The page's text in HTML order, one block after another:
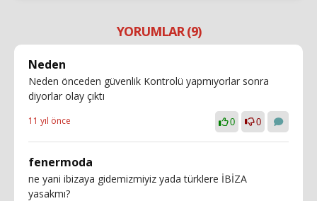
YORUMLAR (9)
Neden
Neden önceden güvenlik Kontrolü yapmıyorlar sonra
diyorlar olay çıktı
11 yıl önce 0 0
fenermoda
ne yani ibizaya gidemizmiyiz yada türklere İBİZA
yasakmı?